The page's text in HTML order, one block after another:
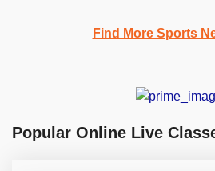
Find More Sports
Popular Online Live